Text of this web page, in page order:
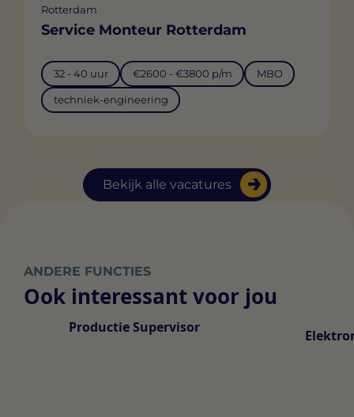
Bekijk alle vacatures
Rotterdam
Service Monteur Rotterdam
32 - 40 uur €2600 - €3800 p/m MBO
techniek-engineering
ANDERE FUNCTIES
Ook interessant voor jou
Productie Supervisor